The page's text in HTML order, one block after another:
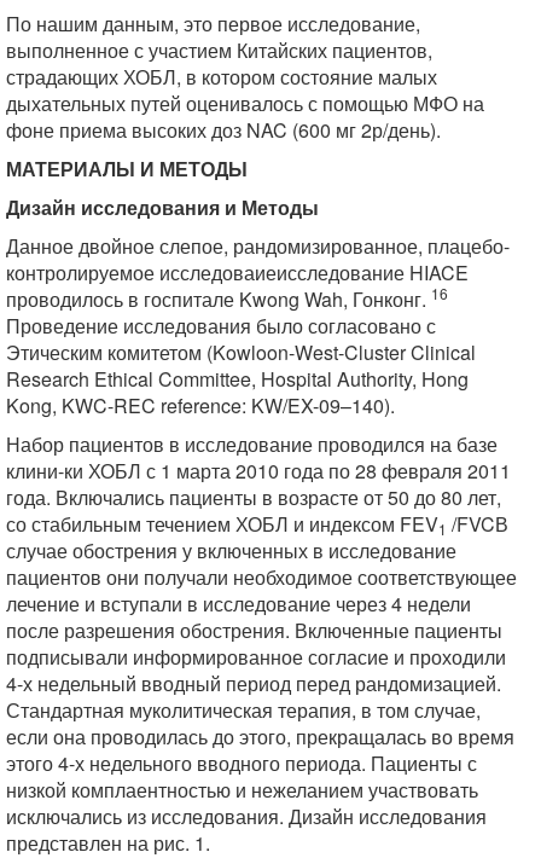
По нашим данным, это первое исследование,
выполненное с участием Китайских пациентов,
страдающих ХОБЛ, в котором состояние малых
дыхательных путей оценивалось с помощью МФО на
фоне приема высоких доз NAC (600 мг 2р/день).
МАТЕРИАЛЫ И МЕТОДЫ
Дизайн исследования и Методы
Данное двойное слепое, рандомизированное, плацебо-
контролируемое исследоваиеисследование HIACE
проводилось в госпитале Kwong Wah, Гонконг. 16
Проведение исследования было согласовано с
Этическим комитетом (Kowloon-West-Cluster Clinical
Research Ethical Committee, Hospital Authority, Hong
Kong, KWC-REC reference: KW/EX-09–140).
Набор пациентов в исследование проводился на базе
клини-ки ХОБЛ с 1 марта 2010 года по 28 февраля 2011
года. Включались пациенты в возрасте от 50 до 80 лет,
со стабильным течением ХОБЛ и индексом FEV1 /FVCВ
случае обострения у включенных в исследование
пациентов они получали необходимое соответствующее
лечение и вступали в исследование через 4 недели
после разрешения обострения. Включенные пациенты
подписывали информированное согласие и проходили
4-х недельный вводный период перед рандомизацией.
Стандартная муколитическая терапия, в том случае,
если она проводилась до этого, прекращалась во время
этого 4-х недельного вводного периода. Пациенты с
низкой комплаентностью и нежеланием участвовать
исключались из исследования. Дизайн исследования
представлен на рис. 1.